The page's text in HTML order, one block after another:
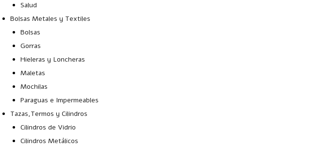
Salud
Bolsas Metales y Textiles
Bolsas
Gorras
Hieleras y Loncheras
Maletas
Mochilas
Paraguas e Impermeables
Tazas,Termos y Cilindros
Cilindros de Vidrio
Cilindros Metálicos